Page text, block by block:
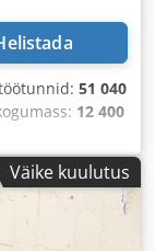
51 040
12 400
, sisendtüüpi
, sisendpinge:
Väike kuulutus